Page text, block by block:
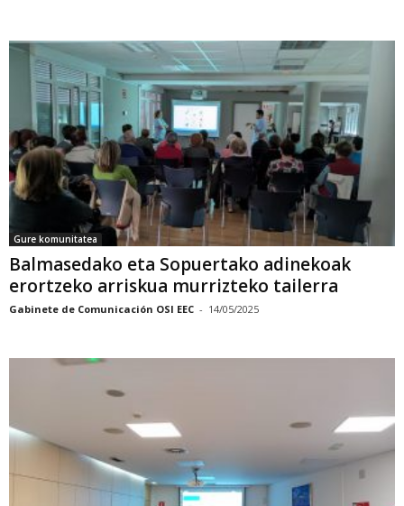
Gure komunitatea
Balmasedako eta Sopuertako adinekoak
erortzeko arriskua murrizteko tailerra
Gabinete de Comunicación OSI EEC - 14/05/2025